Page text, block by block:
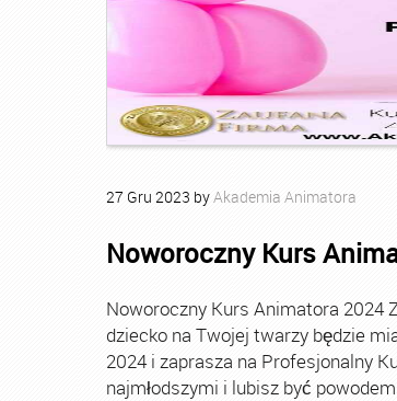
27 Gru 2023 byAkademia Animatora
Noworoczny Kurs
Noworoczny Kurs Animatora 2024
dziecko na Twojej twarzy będzie
2024 i zaprasza na Profesjonalny
najmłodszymi i lubisz być